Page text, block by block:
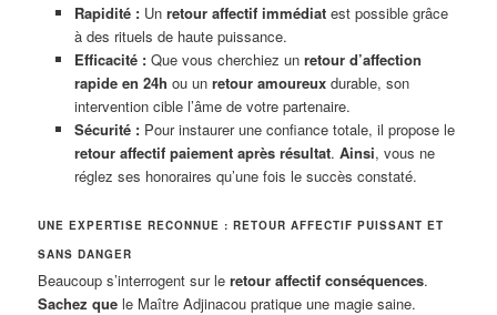
Rapidité :Un retour affectif immédiatest possible grâce
à des rituels de haute puissance.
Efficacité :Que vous cherchiez un retour d’affection
rapide en 24h ou un retour amoureuxdurable, son
intervention cible l’âme de votre partenaire.
Sécurité :Pour instaurer une confiance totale, il propose le
retour affectif paiement après résultat. Ainsi, vous ne
réglez ses honoraires qu’une fois le succès constaté.
UNE EXPERTISE RECONNUE : RETOUR AFFECTIF PUISSANT ET
SANS DANGER
Beaucoup s’interrogent sur leretour affectif conséquences.
Sachez que le Maître Adjinacou pratique une magie saine.